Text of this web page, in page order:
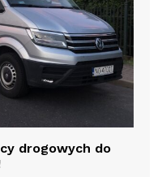
drogowych do